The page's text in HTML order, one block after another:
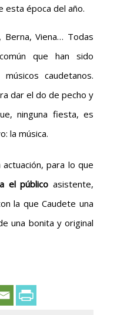
esta época del año.
Berna, Viena… Todas
que han sido
caudetanos.
dar el do de pecho y
ninguna fiesta, es
la música.
para lo que
el público asistente,
la que Caudete una
una bonita y original